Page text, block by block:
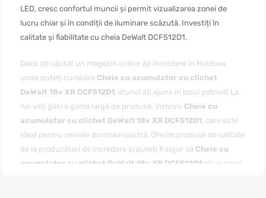
LED, cresc confortul muncii și permit vizualizarea zonei de
lucru chiar și în condiții de iluminare scăzută. Investiți în
calitate și fiabilitate cu cheia DeWalt DCF512D1.
Dacă ați căutat un magazin online de încredere în Moldova,
unde puteți cumpăra Cheie cu acumulator cu clichet
DeWalt 18v XR DCF512D1, atunci ați ajuns în locul potrivit! La
noi veți găsi o gamă largă de produse, inclusiv Cheie cu
acumulator cu clichet DeWalt 18v XR DCF512D1, care este
ideal pentru nevoile dumneavoastră. Oferim produse de calitate
de la producători de încredere și puteți fi sigur că Cheie cu
acumulator cu clichet DeWalt 18v XR DCF512D1 vă va servi